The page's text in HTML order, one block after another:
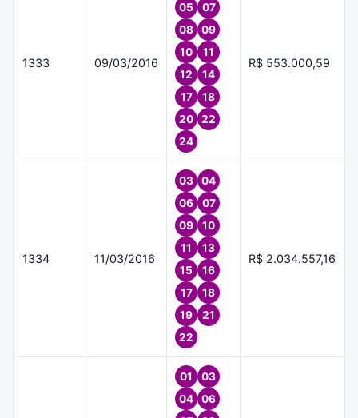
1333 09/03/2016
05
07
08
09
10
11
12
14
17
18
20
22
24
R$ 553.000,59
1334 11/03/2016
03
04
06
07
09
10
11
13
15
16
17
18
19
21
22
R$ 2.034.557,16
01
03
04
06